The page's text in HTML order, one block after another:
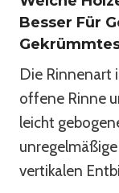
Besser Für
Die Rinnenart
offene Rinne
leicht
vertikalen